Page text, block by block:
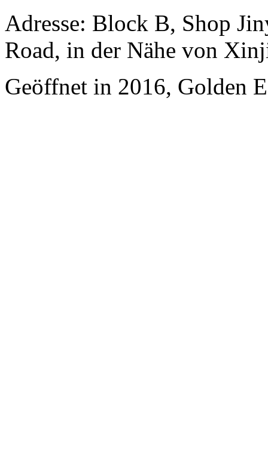
Adresse: Block B, Shop
Road, in der Nähe von
Geöffnet in 2016, Golden